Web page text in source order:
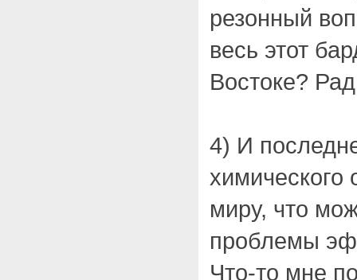
резонный
весь этот
Востоке?
4) И
химического
миру, что
проблемы
Что-то мне